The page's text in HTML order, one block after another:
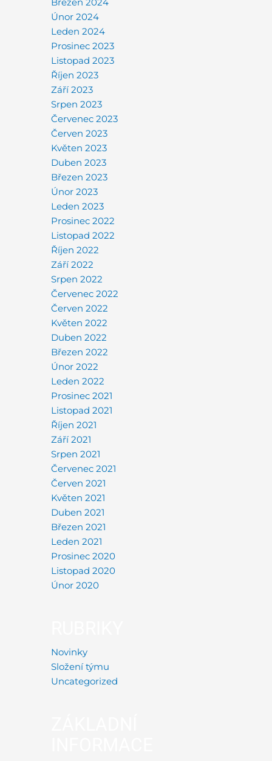
Březen 2024
Únor 2024
Leden 2024
Prosinec 2023
Listopad 2023
Říjen 2023
Září 2023
Srpen 2023
Červenec 2023
Červen 2023
Květen 2023
Duben 2023
Březen 2023
Únor 2023
Leden 2023
Prosinec 2022
Listopad 2022
Říjen 2022
Září 2022
Srpen 2022
Červenec 2022
Červen 2022
Květen 2022
Duben 2022
Březen 2022
Únor 2022
Leden 2022
Prosinec 2021
Listopad 2021
Říjen 2021
Září 2021
Srpen 2021
Červenec 2021
Červen 2021
Květen 2021
Duben 2021
Březen 2021
Leden 2021
Prosinec 2020
Listopad 2020
Únor 2020
Novinky
Složení týmu
Uncategorized